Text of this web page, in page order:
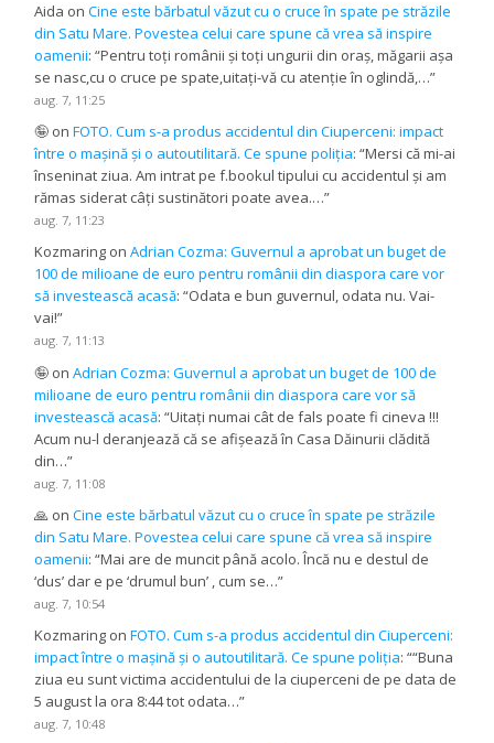
Aida onCine este bărbatul văzut cu o cruce în spate pe străzile
din Satu Mare. Povestea celui care spune că vrea să inspire
oamenii: “Pentru toți românii și toți ungurii din oraș, măgarii așa
se nasc,cu o cruce pe spate,uitați-vă cu atenție în oglindă,…”
aug. 7, 11:25
🤪 onFOTO. Cum s-a produs accidentul din Ciuperceni: impact
între o mașină și o autoutilitară. Ce spune poliția: “Mersi că mi-ai
înseninat ziua. Am intrat pe f.bookul tipului cu accidentul și am
rămas siderat câți sustinători poate avea.…”
aug. 7, 11:23
Kozmaring onAdrian Cozma: Guvernul a aprobat un buget de
100 de milioane de euro pentru românii din diaspora care vor
să investească acasă: “Odata e bun guvernul, odata nu. Vai-
vai!”
aug. 7, 11:13
🤪 onAdrian Cozma: Guvernul a aprobat un buget de 100 de
milioane de euro pentru românii din diaspora care vor să
investească acasă: “Uitați numai cât de fals poate fi cineva !!!
Acum nu-l deranjează că se afișează în Casa Dăinurii clădită
din…”
aug. 7, 11:08
🙏 onCine este bărbatul văzut cu o cruce în spate pe străzile
din Satu Mare. Povestea celui care spune că vrea să inspire
oamenii: “Mai are de muncit până acolo. Încă nu e destul de
‘dus’ dar e pe ‘drumul bun’ , cum se…”
aug. 7, 10:54
Kozmaring onFOTO. Cum s-a produs accidentul din Ciuperceni:
impact între o mașină și o autoutilitară. Ce spune poliția: ““Buna
ziua eu sunt victima accidentului de la ciuperceni de pe data de
5 august la ora 8:44 tot odata…”
aug. 7, 10:48